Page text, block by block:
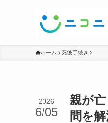
ホーム 死後手続き
親が
問を
2026
6/05